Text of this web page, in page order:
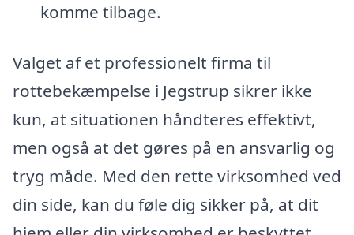
komme tilbage.
Valget af et professionelt firma til
rottebekæmpelse i Jegstrup sikrer ikke
kun, at situationen håndteres effektivt,
men også at det gøres på en ansvarlig og
tryg måde. Med den rette virksomhed ved
din side, kan du føle dig sikker på, at dit